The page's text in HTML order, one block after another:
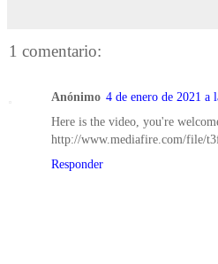
1 comentario:
Anónimo 4 de enero de 2021 a
Here is the video, you're
http://www.mediafire.com/file/
Responder